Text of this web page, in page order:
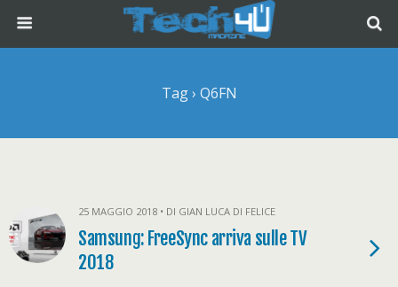
Tag › Q6FN
25 MAGGIO 2018 • DI GIAN LUCA DI FELICE
Samsung: FreeSync arriva sulle TV
2018